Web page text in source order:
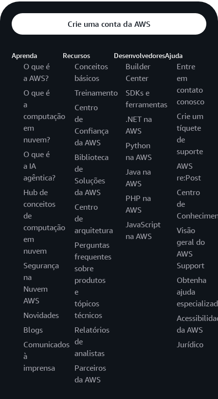
Crie uma conta da AWS
Aprenda
O que é
a AWS?
O que é
a
computação
em
nuvem?
O que é
a IA
agêntica?
Hub de
conceitos
de
computação
em
nuvem
Segurança
na
Nuvem
AWS
Novidades
Blogs
Comunicados
à
imprensa
Recursos
Conceitos
básicos
Treinamento
Centro
de
Confiança
da AWS
Biblioteca
de
Soluções
da AWS
Centro
de
arquitetura
Perguntas
frequentes
sobre
produtos
e
tópicos
técnicos
Relatórios
de
analistas
Parceiros
da AWS
Desenvolvedores
Builder
Center
SDKs e
ferramentas
.NET na
AWS
Python
na AWS
Java na
AWS
PHP na
AWS
JavaScript
na AWS
Ajuda
Entre
em
contato
conosco
Crie um
tíquete
de
suporte
AWS
re:Post
Centro
de
Visão
geral do
AWS
Support
Obtenha
ajuda
da AWS
Jurídico